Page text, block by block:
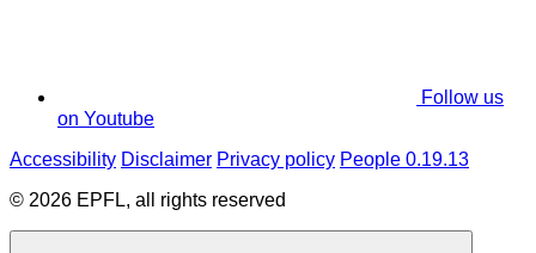
Follow us
on Youtube
Accessibility Disclaimer Privacy policy People 0.19.13
© 2026 EPFL, all rights reserved